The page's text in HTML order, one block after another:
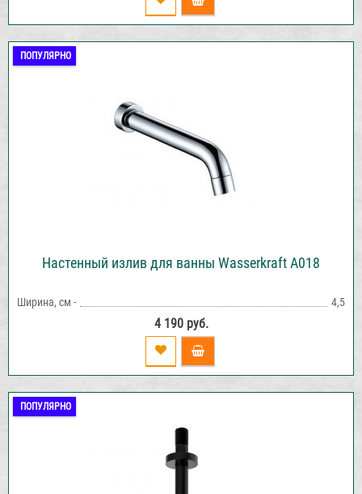
ПОПУЛЯРНО
Настенный излив для ванны Wasserkraft A018
Ширина, см - 4,5
4 190 руб.
ПОПУЛЯРНО